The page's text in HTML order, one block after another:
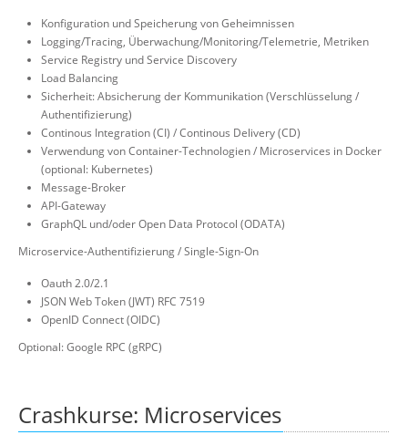
Konfiguration und Speicherung von Geheimnissen
Logging/Tracing, Überwachung/Monitoring/Telemetrie, Metriken
Service Registry und Service Discovery
Load Balancing
Sicherheit: Absicherung der Kommunikation (Verschlüsselung /
Authentifizierung)
Continous Integration (CI) / Continous Delivery (CD)
Verwendung von Container-Technologien / Microservices in Docker
(optional: Kubernetes)
Message-Broker
API-Gateway
GraphQL und/oder Open Data Protocol (ODATA)
Microservice-Authentifizierung / Single-Sign-On
Oauth 2.0/2.1
JSON Web Token (JWT) RFC 7519
OpenID Connect (OIDC)
Optional: Google RPC (gRPC)
Crashkurse: Microservices